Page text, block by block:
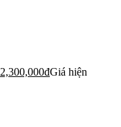
2,300,000đGiá hiện